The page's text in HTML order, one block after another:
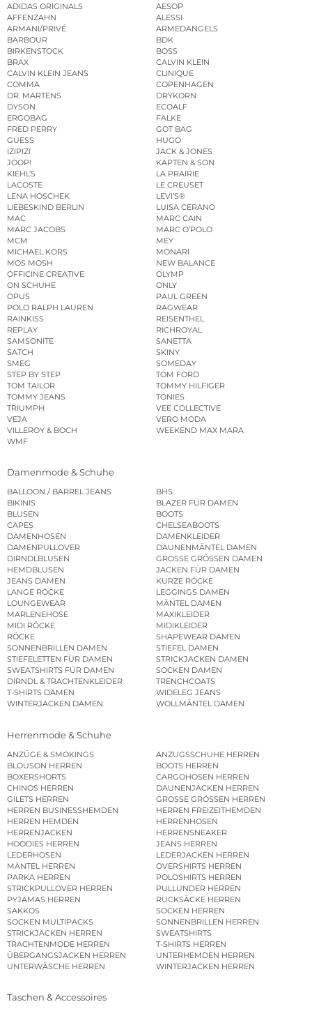
ADIDAS ORIGINALS
AESOP
AFFENZAHN
ALESSI
ARMANI/PRIVÉ
ARMEDANGELS
BARBOUR
BDK
BIRKENSTOCK
BOSS
BRAX
CALVIN KLEIN
CALVIN KLEIN JEANS
CLINIQUE
COMMA
COPENHAGEN
DR. MARTENS
DRYKORN
DYSON
ECOALF
ERGOBAG
FALKE
FRED PERRY
GOT BAG
GUESS
HUGO
IZIPIZI
JACK & JONES
JOOP!
KAPTEN & SON
KIEHL’S
LA PRAIRIE
LACOSTE
LE CREUSET
LENA HOSCHEK
LEVI’S®
LIEBESKIND BERLIN
LUISA CERANO
MAC
MARC CAIN
MARC JACOBS
MARC O’POLO
MCM
MEY
MICHAEL KORS
MONARI
MOS MOSH
NEW BALANCE
OFFICINE CREATIVE
OLYMP
ON SCHUHE
ONLY
OPUS
PAUL GREEN
POLO RALPH LAUREN
RAGWEAR
RAINKISS
REISENTHEL
REPLAY
RICHROYAL
SAMSONITE
SANETTA
SATCH
SKINY
SMEG
SOMEDAY
STEP BY STEP
TOM FORD
TOM TAILOR
TOMMY HILFIGER
TOMMY JEANS
TONIES
TRIUMPH
VEE COLLECTIVE
VEJA
VERO MODA
VILLEROY & BOCH
WEEKEND MAX MARA
WMF
Damenmode & Schuhe
BALLOON / BARREL JEANS
BHS
BIKINIS
BLAZER FÜR DAMEN
BLUSEN
BOOTS
CAPES
CHELSEABOOTS
DAMENHOSEN
DAMENKLEIDER
DAMENPULLOVER
DAUNENMÄNTEL DAMEN
DIRNDLBLUSEN
GROSSE GRÖSSEN DAMEN
HEMDBLUSEN
JACKEN FÜR DAMEN
JEANS DAMEN
KURZE RÖCKE
LANGE RÖCKE
LEGGINGS DAMEN
LOUNGEWEAR
MÄNTEL DAMEN
MARLENEHOSE
MAXIKLEIDER
MIDI RÖCKE
MIDIKLEIDER
RÖCKE
SHAPEWEAR DAMEN
SONNENBRILLEN DAMEN
STIEFEL DAMEN
STIEFELETTEN FÜR DAMEN
STRICKJACKEN DAMEN
SWEATSHIRTS FÜR DAMEN
SOCKEN DAMEN
DIRNDL & TRACHTENKLEIDER
TRENCHCOATS
T-SHIRTS DAMEN
WIDELEG JEANS
WINTERJACKEN DAMEN
WOLLMÄNTEL DAMEN
Herrenmode & Schuhe
ANZÜGE & SMOKINGS
ANZUGSSCHUHE HERREN
BLOUSON HERREN
BOOTS HERREN
BOXERSHORTS
CARGOHOSEN HERREN
CHINOS HERREN
DAUNENJACKEN HERREN
GILETS HERREN
GROSSE GRÖSSEN HERREN
HERREN BUSINESSHEMDEN
HERREN FREIZEITHEMDEN
HERREN HEMDEN
HERRENHOSEN
HERRENJACKEN
HERRENSNEAKER
HOODIES HERREN
JEANS HERREN
LEDERHOSEN
LEDERJACKEN HERREN
MÄNTEL HERREN
OVERSHIRTS HERREN
PARKA HERREN
POLOSHIRTS HERREN
STRICKPULLOVER HERREN
PULLUNDER HERREN
PYJAMAS HERREN
RUCKSÄCKE HERREN
SAKKOS
SOCKEN HERREN
SOCKEN MULTIPACKS
SONNENBRILLEN HERREN
STRICKJACKEN HERREN
SWEATSHIRTS
TRACHTENMODE HERREN
T-SHIRTS HERREN
ÜBERGANGSJACKEN HERREN
UNTERHEMDEN HERREN
UNTERWÄSCHE HERREN
WINTERJACKEN HERREN
Taschen & Accessoires